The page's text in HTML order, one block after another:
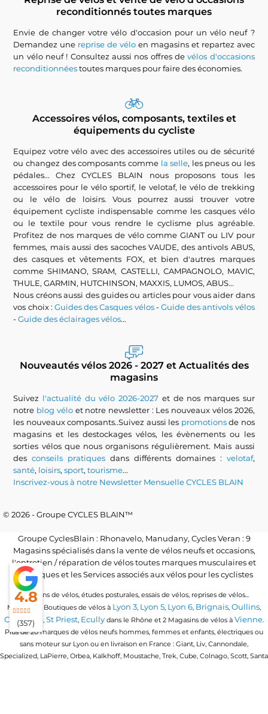
reconditionnés toutes marques
Envie de changer votre vélo d'occasion pour un vélo neuf ?
Demandez une reprise de vélo en magasins et repartez avec
un vélo neuf ! Consultez aussi nos offres devélos d'occasions
reconditionnéestoutes marques pour faire des économies.
Accessoires vélos, composants, textiles et
équipements du cycliste
Equipez votre vélo avec des accessoires utiles ou de sécurité
ou changez des composants comme la selle, les pneus ou les
pédales... Chez CYCLES BLAIN nous proposons tous les
accessoires pour le vélo sportif, le velotaf, le vélo de trekking
ou le vélo de loisirs. Vous pourrez aussi trouver votre
équipement cycliste indispensable comme les casques vélo
ou le textile pour vous rendre le cyclisme plus agréable.
Profitez de nos marques de vélo comme GIANT ou LIV pour
femmes, mais aussi des sacoches VAUDE, des antivols ABUS,
des casques et vêtements FOX, et bien d'autres marques
comme SHIMANO, SRAM, CASTELLI, CAMPAGNOLO, MAVIC,
THULE, GARMIN, HUTCHINSON, MAXXIS, LUMOS, ABUS...
Nous créons aussi des guides ou articles pour vous aider dans
vos choix :Guides des Casques vélos-Guide des antivols vélos
-Guide des éclairages vélos...
Nouveautés vélos 2026 - 2027 et Actualités des
magasins
Suivez l'actualité du vélo 2026-2027 et de nos marques sur
notre blog véloet notre newsletter : Les nouveaux vélos 2026,
les nouveaux composants..Suivez aussi les promotionsde nos
magasins et les destockages vélos, les évènements ou les
sorties vélos que nous organisons régulièrement. Mais aussi
desconseils pratiques dans différents domaines : velotaf,
santé, loisirs,sport,tourisme...
Inscrivez-vous à notre Newsletter Mensuelle CYCLES BLAIN
© 2026 - Groupe CYCLES BLAIN™
Groupe CyclesBlain : Rhonavelo, Manudany, Cycles Veran : 9
Magasins spécialisés dans la vente de vélos neufs et occasions,
l'entretien / réparation de vélos toutes marques musculaires et
électriques et les Services associés aux vélos pour les cyclistes
Locations de vélos, études posturales, essais de vélos, reprises de vélos...
Magasins / Boutiques de vélos à Lyon 3, Lyon 5, Lyon 6, Brignais, Oullins,
Craponne, St Priest, Ecully dans le Rhône et 2 Magasins de vélos à Vienne.
Plus de 20 marques de vélos neufs hommes, femmes et enfants, électriques ou
sans moteur sur Lyon ou en livraison en France : Giant, Liv, Cannondale,
Specialized, LaPierre, Orbea, Kalkhoff, Moustache, Trek, Cube, Colnago, Scott, Santa
4.8
(357)